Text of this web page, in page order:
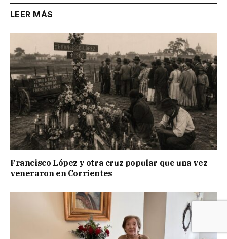
LEER MÁS
Francisco López y otra cruz popular que una vez
veneraron en Corrientes